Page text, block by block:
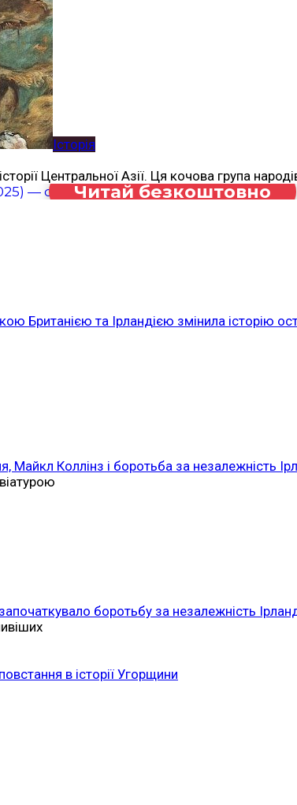
Історія
Центральної Азії. Ця кочова група
Читай безкоштовно
Британією та Ірландією змінила історію
Майкл Коллінз і боротьба за незалежність
боротьбу за незалежність
в історії Угорщини